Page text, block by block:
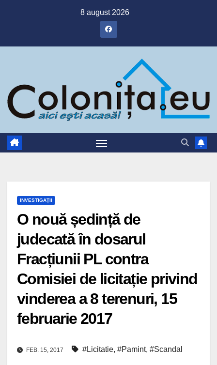
8 august 2026
INVESTIGAȚII
O nouă ședință de
judecată în dosarul
Fracțiunii PL contra
Comisiei de licitație privind
vinderea a 8 terenuri, 15
februarie 2017
FEB. 15, 2017 #Licitatie, #Pamint, #Scandal